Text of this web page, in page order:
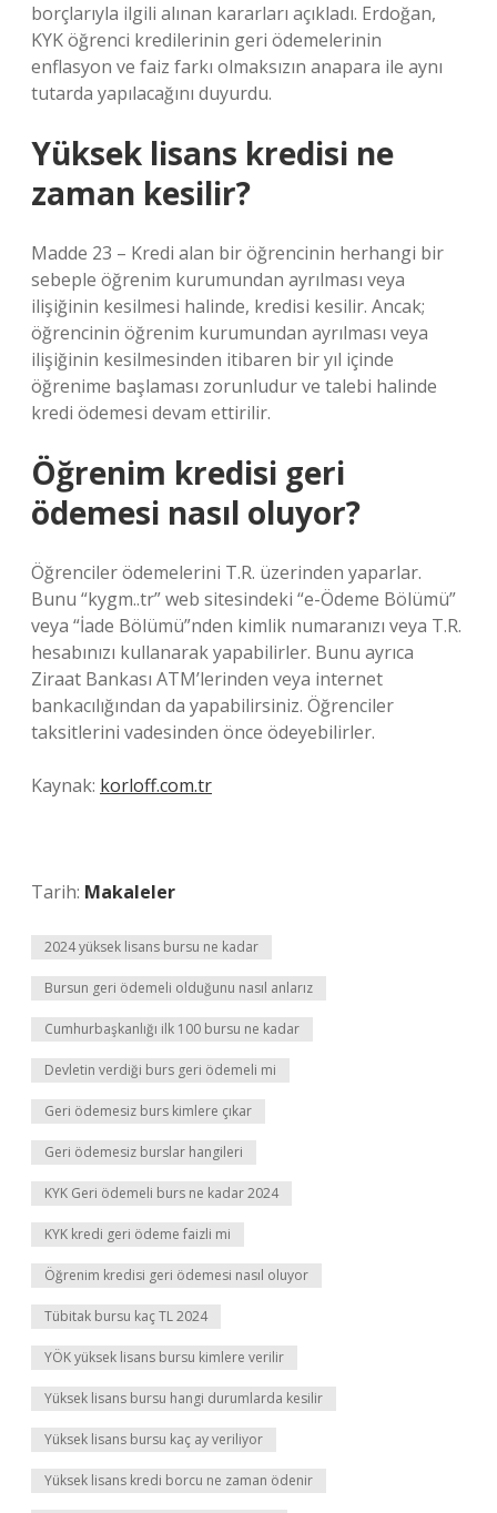
borçlarıyla ilgili alınan kararları açıkladı. Erdoğan,
KYK öğrenci kredilerinin geri ödemelerinin
enflasyon ve faiz farkı olmaksızın anapara ile aynı
tutarda yapılacağını duyurdu.
Yüksek lisans kredisi ne
zaman kesilir?
Madde 23 – Kredi alan bir öğrencinin herhangi bir
sebeple öğrenim kurumundan ayrılması veya
ilişiğinin kesilmesi halinde, kredisi kesilir. Ancak;
öğrencinin öğrenim kurumundan ayrılması veya
ilişiğinin kesilmesinden itibaren bir yıl içinde
öğrenime başlaması zorunludur ve talebi halinde
kredi ödemesi devam ettirilir.
Öğrenim kredisi geri
ödemesi nasıl oluyor?
Öğrenciler ödemelerini T.R. üzerinden yaparlar.
Bunu “kygm..tr” web sitesindeki “e-Ödeme Bölümü”
veya “İade Bölümü”nden kimlik numaranızı veya T.R.
hesabınızı kullanarak yapabilirler. Bunu ayrıca
Ziraat Bankası ATM’lerinden veya internet
bankacılığından da yapabilirsiniz. Öğrenciler
taksitlerini vadesinden önce ödeyebilirler.
Kaynak: korloff.com.tr
Tarih: Makaleler
2024 yüksek lisans bursu ne kadar
Bursun geri ödemeli olduğunu nasıl anlarız
Cumhurbaşkanlığı ilk 100 bursu ne kadar
Devletin verdiği burs geri ödemeli mi
Geri ödemesiz burs kimlere çıkar
Geri ödemesiz burslar hangileri
KYK Geri ödemeli burs ne kadar 2024
KYK kredi geri ödeme faizli mi
Öğrenim kredisi geri ödemesi nasıl oluyor
Tübitak bursu kaç TL 2024
YÖK yüksek lisans bursu kimlere verilir
Yüksek lisans bursu hangi durumlarda kesilir
Yüksek lisans bursu kaç ay veriliyor
Yüksek lisans kredi borcu ne zaman ödenir